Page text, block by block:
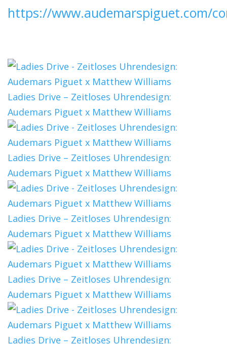
https://www.audemarspiguet.com/
Ladies Drive – Zeitloses Uhrendesign:
Audemars Piguet x Matthew Williams
Ladies Drive – Zeitloses Uhrendesign:
Audemars Piguet x Matthew Williams
Ladies Drive – Zeitloses Uhrendesign:
Audemars Piguet x Matthew Williams
Ladies Drive – Zeitloses Uhrendesign:
Audemars Piguet x Matthew Williams
Ladies Drive – Zeitloses Uhrendesign: